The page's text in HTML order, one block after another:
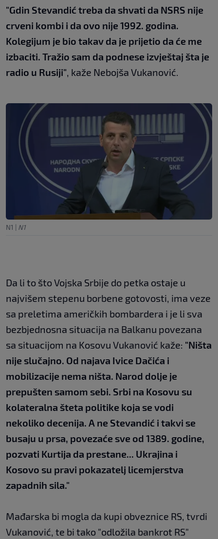
"Gdin Stevandić treba da shvati da NSRS nije
crveni kombi i da ovo nije 1992. godina.
Kolegijum je bio takav da je prijetio da će me
izbaciti. Tražio sam da podnese izvještaj šta je
radio u Rusiji", kaže Nebojša Vukanović.
N1 | N1
Da li to što Vojska Srbije do petka ostaje u
najvišem stepenu borbene gotovosti, ima veze
sa preletima američkih bombardera i je li sva
bezbjednosna situacija na Balkanu povezana
sa situacijom na Kosovu Vukanović kaže: "Ništa
nije slučajno. Od najava Ivice Dačića i
mobilizacije nema ništa. Narod dolje je
prepušten samom sebi. Srbi na Kosovu su
kolateralna šteta politike koja se vodi
nekoliko decenija. A ne Stevandić i takvi se
busaju u prsa, povezaće sve od 1389. godine,
pozvati Kurtija da prestane... Ukrajina i
Kosovo su pravi pokazatelj licemjerstva
zapadnih sila."
Mađarska bi mogla da kupi obveznice RS, tvrdi
Vukanović, te bi tako "odložila bankrot RS"